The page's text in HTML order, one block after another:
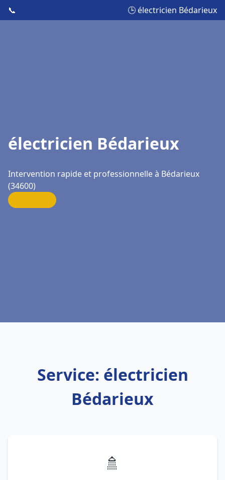
📞 🕒 électricien Bédarieux
électricien Bédarieux
Intervention rapide et professionnelle à Bédarieux
(34600)
Service: électricien
Bédarieux
🚿